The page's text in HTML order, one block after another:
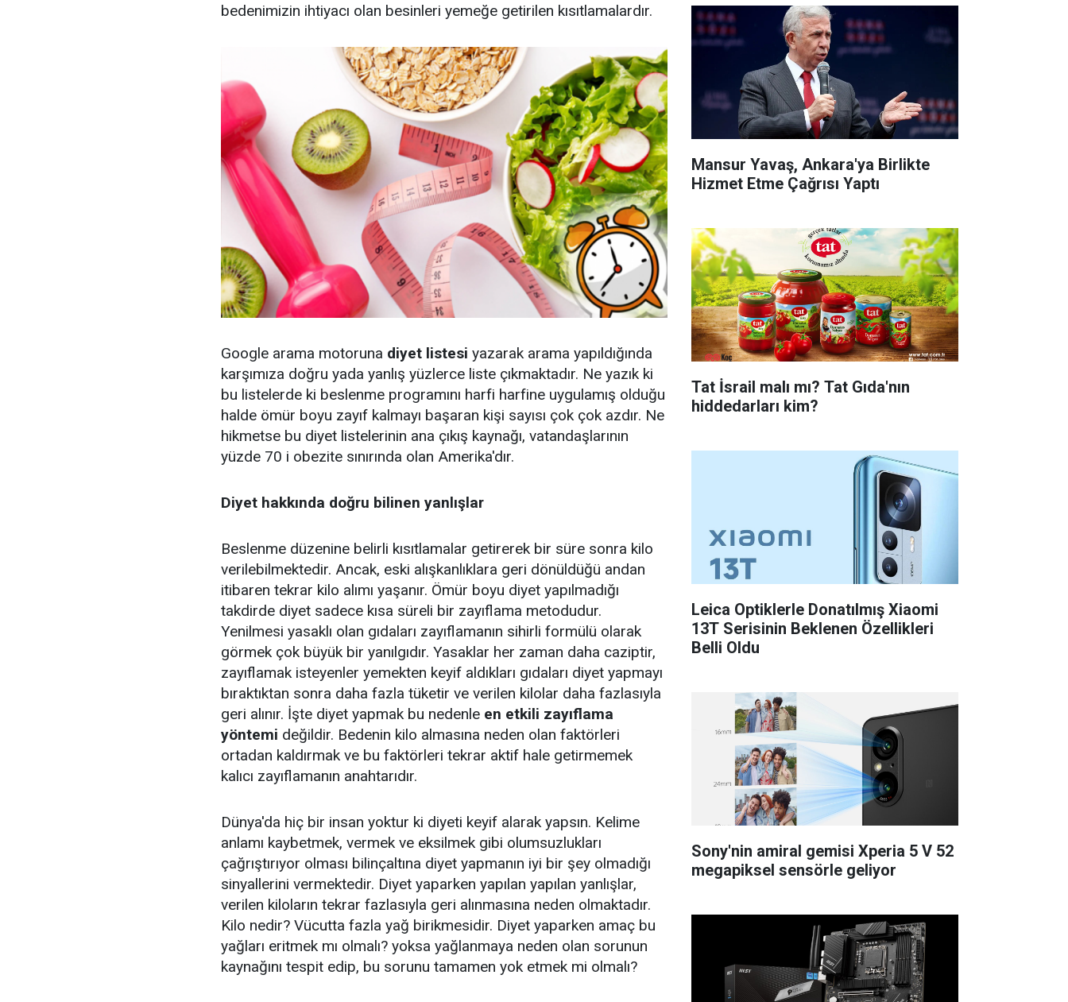
bedenimizin ihtiyacı olan besinleri yemeğe getirilen kısıtlamalardır.
Google arama motoruna diyet listesi yazarak arama yapıldığında
karşımıza doğru yada yanlış yüzlerce liste çıkmaktadır. Ne yazık ki
bu listelerde ki beslenme programını harfi harfine uygulamış olduğu
halde ömür boyu zayıf kalmayı başaran kişi sayısı çok çok azdır. Ne
hikmetse bu diyet listelerinin ana çıkış kaynağı, vatandaşlarının
yüzde 70 i obezite sınırında olan Amerika'dır.
Diyet hakkında doğru bilinen yanlışlar
Beslenme düzenine belirli kısıtlamalar getirerek bir süre sonra kilo
verilebilmektedir. Ancak, eski alışkanlıklara geri dönüldüğü andan
itibaren tekrar kilo alımı yaşanır. Ömür boyu diyet yapılmadığı
takdirde diyet sadece kısa süreli bir zayıflama metodudur.
Yenilmesi yasaklı olan gıdaları zayıflamanın sihirli formülü olarak
görmek çok büyük bir yanılgıdır. Yasaklar her zaman daha caziptir,
zayıflamak isteyenler yemekten keyif aldıkları gıdaları diyet yapmayı
bıraktıktan sonra daha fazla tüketir ve verilen kilolar daha fazlasıyla
geri alınır. İşte diyet yapmak bu nedenle en etkili zayıflama
yöntemi değildir. Bedenin kilo almasına neden olan faktörleri
ortadan kaldırmak ve bu faktörleri tekrar aktif hale getirmemek
kalıcı zayıflamanın anahtarıdır.
Dünya'da hiç bir insan yoktur ki diyeti keyif alarak yapsın. Kelime
anlamı kaybetmek, vermek ve eksilmek gibi olumsuzlukları
çağrıştırıyor olması bilinçaltına diyet yapmanın iyi bir şey olmadığı
sinyallerini vermektedir. Diyet yaparken yapılan yapılan yanlışlar,
verilen kiloların tekrar fazlasıyla geri alınmasına neden olmaktadır.
Kilo nedir? Vücutta fazla yağ birikmesidir. Diyet yaparken amaç bu
yağları eritmek mı olmalı? yoksa yağlanmaya neden olan sorunun
kaynağını tespit edip, bu sorunu tamamen yok etmek mi olmalı?
Mansur Yavaş, Ankara'ya Birlikte
Hizmet Etme Çağrısı Yaptı
Tat İsrail malı mı? Tat Gıda'nın
hiddedarları kim?
Leica Optiklerle Donatılmış Xiaomi
13T Serisinin Beklenen Özellikleri
Belli Oldu
Sony'nin amiral gemisi Xperia 5 V 52
megapiksel sensörle geliyor